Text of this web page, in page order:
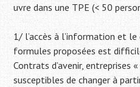
uvre dans une TPE (< 50
1/ l’accès à l’information et
formules proposées est
Contrats d’avenir, entreprises
susceptibles de changer à